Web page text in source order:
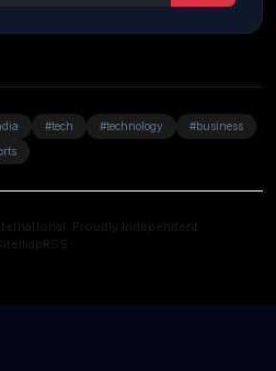
#tech #technology
#business
Proudly Independent.
RSS